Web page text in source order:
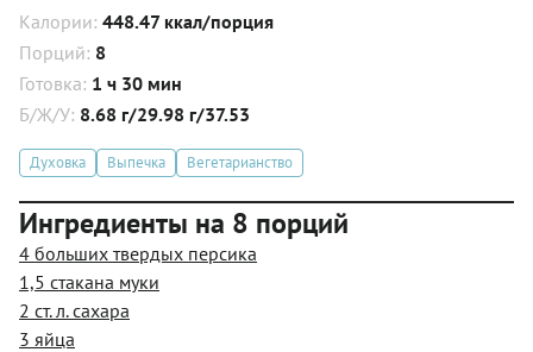
Калории: 448.47 ккал/порция
Порций: 8
Готовка: 1 ч 30 мин
Б/Ж/У: 8.68 г/29.98 г/37.53
Духовка Выпечка Вегетарианство
Ингредиенты на 8 порций
4 больших твердых персика
1,5 стакана муки
2 ст. л. сахара
3 яйца